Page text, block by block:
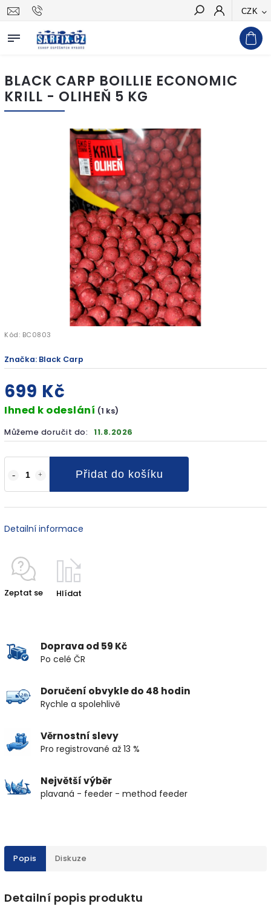
CZK
Hledat
BLACK CARP BOILLIE ECONOMIC
KRILL - OLIHEŇ 5 KG
Kód: BC0803
Značka: Black Carp
699 Kč
Ihned k odeslání (1 ks)
Můžeme doručit do: 11.8.2026
Přidat do košíku
Detailní informace
Zeptat se Hlídat
Doprava od 59 Kč
Po celé ČR
Doručení obvykle do 48 hodin
Rychle a spolehlivě
Věrnostní slevy
Pro registrované až 13 %
Největší výběr
plavaná - feeder - method feeder
Popis Diskuze
Detailní popis produktu